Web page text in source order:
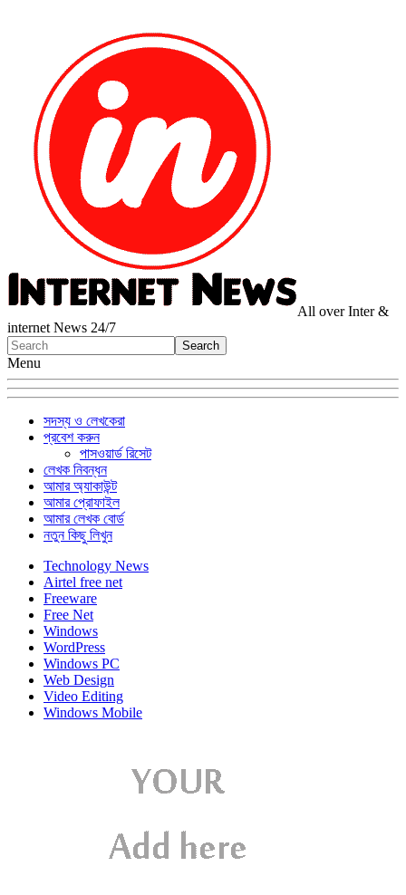
All over Inter &
internet News 24/7
Menu
সদস্য ও লেখকেরা
প্রবেশ করুন
পাসওয়ার্ড রিসেট
লেখক নিবন্ধন
আমার অ্যাকাউন্ট
আমার প্রোফাইল
আমার লেখক বোর্ড
নতুন কিছু লিখুন
Technology News
Airtel free net
Freeware
Free Net
Windows
WordPress
Windows PC
Web Design
Video Editing
Windows Mobile